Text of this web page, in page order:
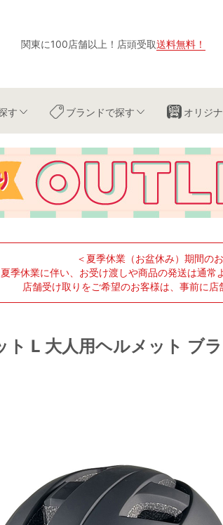
関東に100店舗以上 ！ 店頭受取送料無料 ！
す ブランドで探す オリジ
＜夏季休業（お盆休み）期間の
夏季休業に伴い、お受け渡しや商品の発送は通常
店舗受け取りをご希望のお客様は、事前に
ト L 大人用ヘルメット ブ